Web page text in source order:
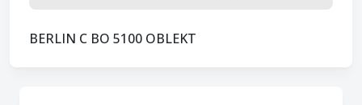
BERLIN C BO 5100 OBLEKT